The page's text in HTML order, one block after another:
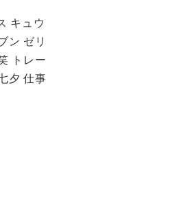
キュウ
ン ゼリ
トレー
夕 仕事